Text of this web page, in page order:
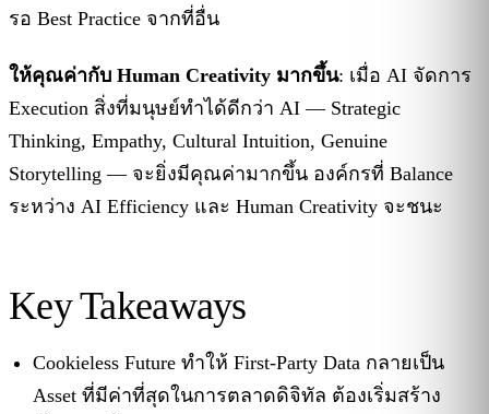
รอ Best Practice จากที่อื่น
ให้คุณค่ากับ Human Creativity มากขึ้น: เมื่อ AI จัดการ
Execution สิ่งที่มนุษย์ทำได้ดีกว่า AI — Strategic
Thinking, Empathy, Cultural Intuition, Genuine
Storytelling — จะยิ่งมีคุณค่ามากขึ้น องค์กรที่ Balance
ระหว่าง AI Efficiency และ Human Creativity จะชนะ
Key Takeaways
Cookieless Future ทำให้ First-Party Data กลายเป็น
Asset ที่มีค่าที่สุดในการตลาดดิจิทัล ต้องเริ่มสร้าง